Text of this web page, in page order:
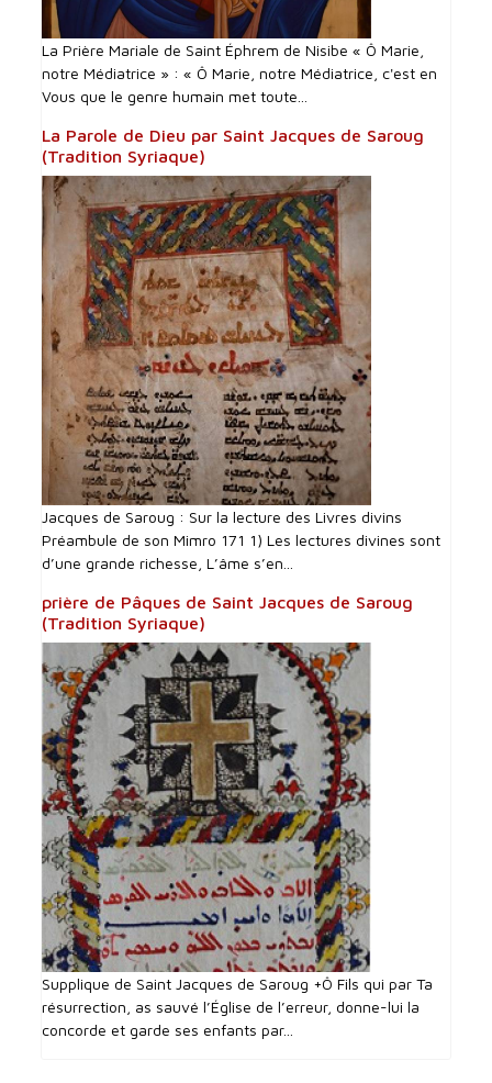
La Prière Mariale de Saint Éphrem de Nisibe « Ô Marie,
notre Médiatrice » : « Ô Marie, notre Médiatrice, c'est en
Vous que le genre humain met toute...
La Parole de Dieu par Saint Jacques de Saroug
(Tradition Syriaque)
Jacques de Saroug : Sur la lecture des Livres divins
Préambule de son Mimro 171 1) Les lectures divines sont
d’une grande richesse, L’âme s’en...
prière de Pâques de Saint Jacques de Saroug
(Tradition Syriaque)
Supplique de Saint Jacques de Saroug +Ô Fils qui par Ta
résurrection, as sauvé l’Église de l’erreur, donne-lui la
concorde et garde ses enfants par...